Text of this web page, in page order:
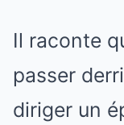
Il raconte
passer
diriger un